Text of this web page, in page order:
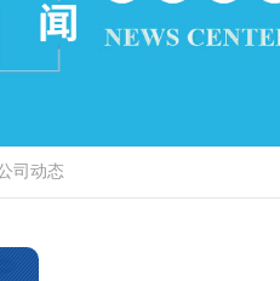
机
司动态